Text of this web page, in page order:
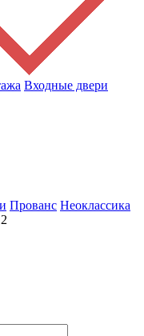
Входные двери
Прованс Неоклассика